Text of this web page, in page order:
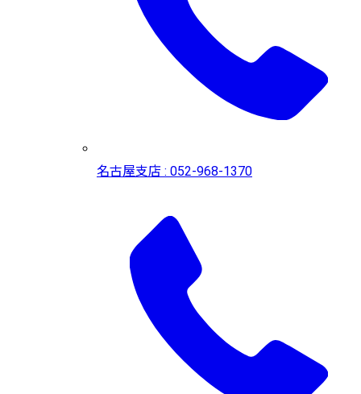
名古屋支店 : 052-968-1370